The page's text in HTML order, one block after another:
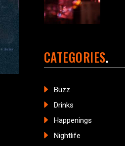
CATEGORIES
Buzz
Drinks
Happenings
Nightlife